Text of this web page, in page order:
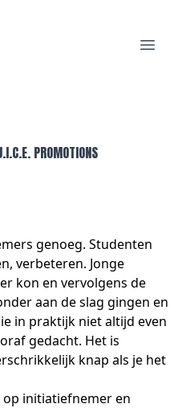
PROMOTIONS
genoeg. Studenten
verbeteren. Jonge
kon en vervolgens de
aan de slag gingen en
in praktijk niet altijd even
gedacht. Het is
knap als je het
initiatiefnemer en